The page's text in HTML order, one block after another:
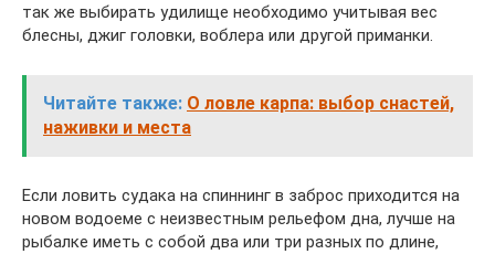
так же выбирать удилище необходимо учитывая вес
блесны, джиг головки, воблера или другой приманки.
Читайте также: О ловле карпа: выбор снастей,
наживки и места
Если ловить судака на спиннинг в заброс приходится на
новом водоеме с неизвестным рельефом дна, лучше на
рыбалке иметь с собой два или три разных по длине,